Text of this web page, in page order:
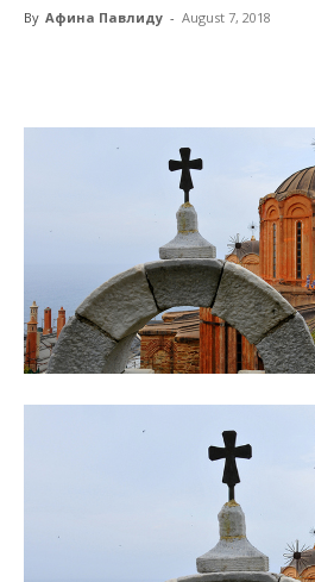
By Афина Павлиду - August 7, 2018